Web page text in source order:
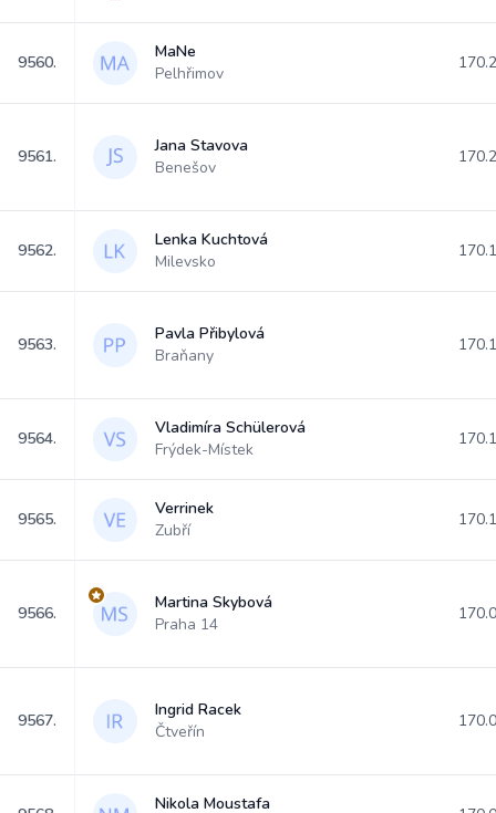
9560.
MaNe
Pelhřimov
9561.
Jana Stavova
Benešov
9562.
Lenka Kuchtová
Milevsko
9563.
Pavla Přibylová
Braňany
9564.
Vladimíra Schülerová
Frýdek-Místek
9565.
Verrinek
Zubří
9566.
Martina Skybová
Praha 14
9567.
Ingrid Racek
Čtveřín
Nikola Moustafa